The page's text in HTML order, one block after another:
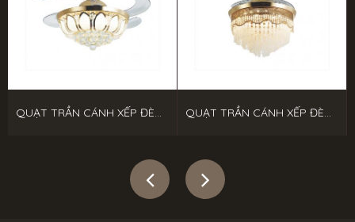
QUẠT TRẦN CÁNH XẾP ĐÈN LED QUẠT TRẦN CÁNH XẾP ĐÈN LED